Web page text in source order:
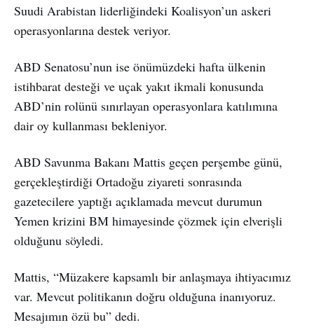
Suudi Arabistan liderliğindeki Koalisyon’un askeri
operasyonlarına destek veriyor.
ABD Senatosu’nun ise önümüzdeki hafta ülkenin
istihbarat desteği ve uçak yakıt ikmali konusunda
ABD’nin rolünü sınırlayan operasyonlara katılımına
dair oy kullanması bekleniyor.
ABD Savunma Bakanı Mattis geçen perşembe günü,
gerçekleştirdiği Ortadoğu ziyareti sonrasında
gazetecilere yaptığı açıklamada mevcut durumun
Yemen krizini BM himayesinde çözmek için elverişli
olduğunu söyledi.
Mattis, “Müzakere kapsamlı bir anlaşmaya ihtiyacımız
var. Mevcut politikanın doğru olduğuna inanıyoruz.
Mesajımın özü bu” dedi.